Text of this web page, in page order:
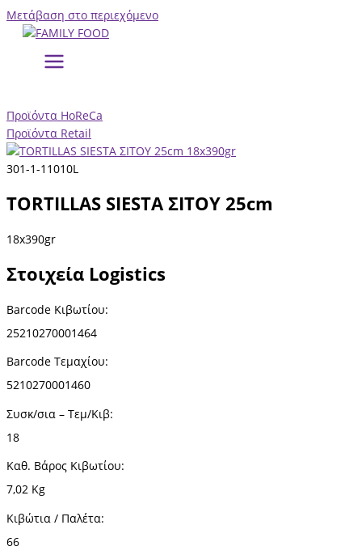
Μετάβαση στο περιεχόμενο
Προϊόντα HoReCa
Προϊόντα Retail
301-1-11010L
TORTILLAS SIESTA ΣΙΤΟΥ 25cm
18x390gr
Στοιχεία Logistics
Barcode Κιβωτίου:
25210270001464
Barcode Τεμαχίου:
5210270001460
Συσκ/σια – Τεμ/Κιβ:
18
Καθ. Βάρος Κιβωτίου:
7,02 Kg
Κιβώτια / Παλέτα:
66